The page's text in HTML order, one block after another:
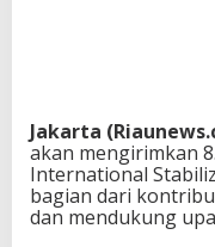
Jakarta
akan mengirimkan
International
bagian dari
dan mendukung